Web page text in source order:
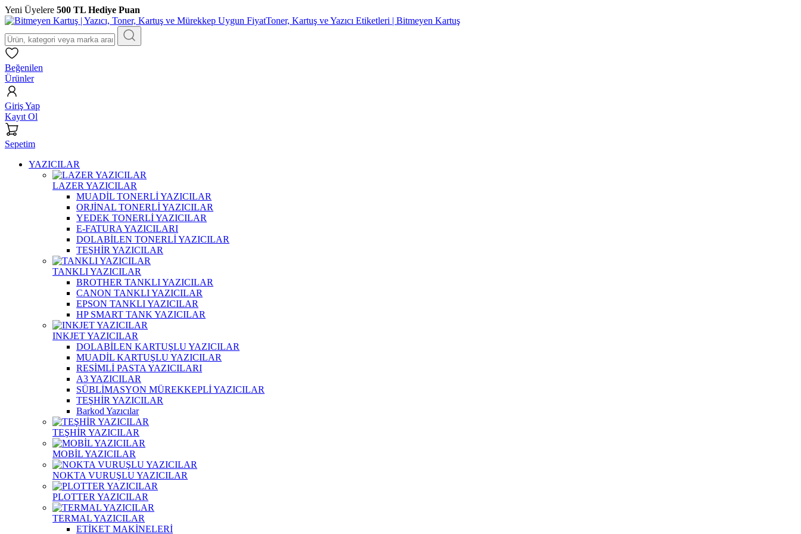
Yeni Üyelere 500 TL Hediye Puan
Beğenilen
Ürünler
Giriş Yap
Kayıt Ol
Sepetim
YAZICILAR
LAZER YAZICILAR
MUADİL TONERLİ YAZICILAR
ORJİNAL TONERLİ YAZICILAR
YEDEK TONERLİ YAZICILAR
E-FATURA YAZICILARI
DOLABİLEN TONERLİ YAZICILAR
TEŞHİR YAZICILAR
TANKLI YAZICILAR
BROTHER TANKLI YAZICILAR
CANON TANKLI YAZICILAR
EPSON TANKLI YAZICILAR
HP SMART TANK YAZICILAR
INKJET YAZICILAR
DOLABİLEN KARTUŞLU YAZICILAR
MUADİL KARTUŞLU YAZICILAR
RESİMLİ PASTA YAZICILARI
A3 YAZICILAR
SÜBLİMASYON MÜREKKEPLİ YAZICILAR
TEŞHİR YAZICILAR
Barkod Yazıcılar
TEŞHİR YAZICILAR
MOBİL YAZICILAR
NOKTA VURUŞLU YAZICILAR
PLOTTER YAZICILAR
TERMAL YAZICILAR
ETİKET MAKİNELERİ